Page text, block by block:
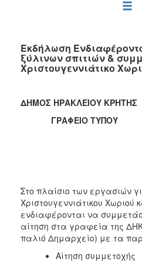
2022
2021
2019
2018
2013
2012
2011
2010
2006
Εκδήλωση
ξύλινων σπιτιών &
Χριστουγεννιάτικο
ΔΗΜΟΣ ΗΡΑΚΛΕΙΟΥ ΚΡΗΤΗΣ
ΓΡΑΦΕΙΟ ΤΥΠΟΥ
Στο πλαίσιο των εργασιών
Χριστουγεννιάτικου Χωριού
ενδιαφέρονται να
αίτηση στα γραφεία της
παλιό Δημαρχείο) με τα
Αίτηση συμμετοχής